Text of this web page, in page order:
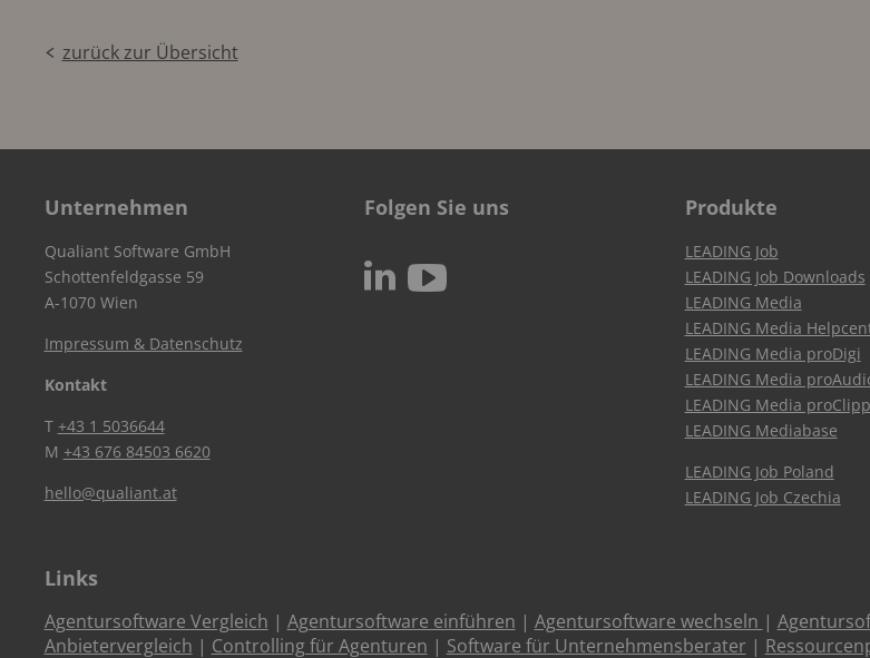
zurück zur Übersicht
Unternehmen
Qualiant Software GmbH
Schottenfeldgasse 59
A-1070 Wien
Impressum & Datenschutz
Kontakt
T +43 1 5036644
M +43 676 84503 6620
hello@qualiant.at
Folgen Sie uns
N c
Produkte
LEADING Job
LEADING Job Downloads
LEADING Media
LEADING Media
LEADING Media proDigi
LEADING Media
LEADING Media
LEADING Mediabase
LEADING Job Poland
LEADING Job Czechia
Links
Agentursoftware Vergleich | Agentursoftware einführen | Agentursoftware wechseln |
Anbietervergleich | Controlling für Agenturen | Software für Unternehmensberater |